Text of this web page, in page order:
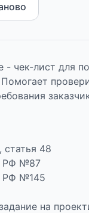
чек-лист для
статья 48
РФ №87
РФ №145
на